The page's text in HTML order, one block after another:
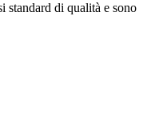
standard di qualità e sono